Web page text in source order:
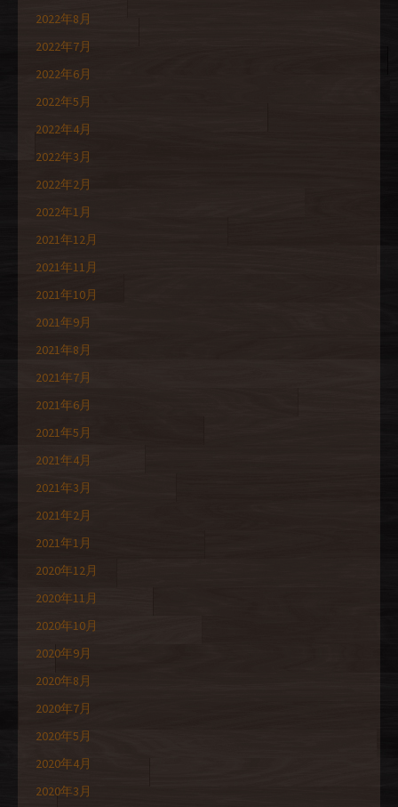
2022年8月
2022年7月
2022年6月
2022年5月
2022年4月
2022年3月
2022年2月
2022年1月
2021年12月
2021年11月
2021年10月
2021年9月
2021年8月
2021年7月
2021年6月
2021年5月
2021年4月
2021年3月
2021年2月
2021年1月
2020年12月
2020年11月
2020年10月
2020年9月
2020年8月
2020年7月
2020年5月
2020年4月
2020年3月